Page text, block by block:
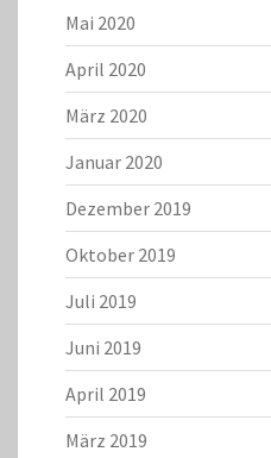
Mai 2020
April 2020
März 2020
Januar 2020
Dezember 2019
Oktober 2019
Juli 2019
Juni 2019
April 2019
März 2019